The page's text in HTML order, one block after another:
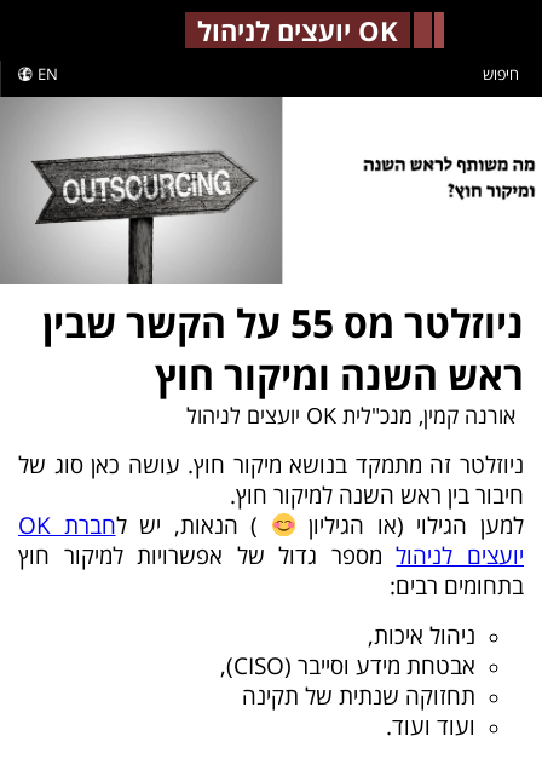
OK יועצים לניהול
EN חיפוש
ניוזלטר מס 55 על הקשר שבין
ראש השנה ומיקור חוץ
אורנה קמין, מנכ"לית OK יועצים לניהול
ניוזלטר זה מתמקד בנושא מיקור חוץ. עושה כאן סוג של
חיבור בין ראש השנה למיקור חוץ.
למען הגילוי (או הגיליון
) הנאות, יש ל
חברת OK
יועצים לניהולמספר גדול של אפשרויות למיקור חוץ
בתחומים רבים:
ניהול איכות,
אבטחת מידע וסייבר (CISO),
תחזוקה שנתית של תקינה
ועוד ועוד.